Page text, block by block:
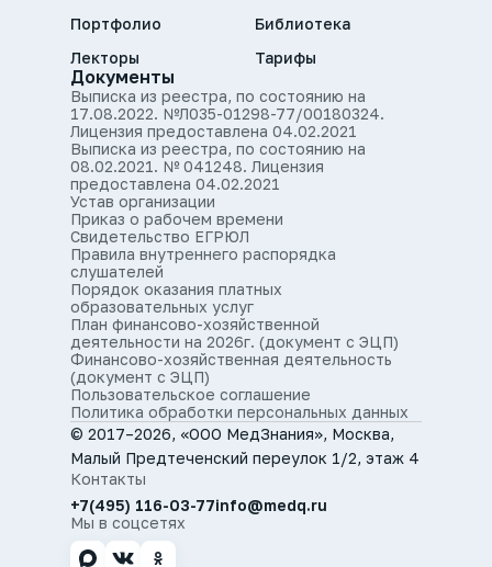
Портфолио
Лекторы
Библиотека
Тарифы
Документы
Выписка из реестра, по состоянию на
17.08.2022. №Л035-01298-77/00180324.
Лицензия предоставлена 04.02.2021
Выписка из реестра, по состоянию на
08.02.2021. № 041248. Лицензия
предоставлена 04.02.2021
Устав организации
Приказ о рабочем времени
Свидетельство ЕГРЮЛ
Правила внутреннего распорядка
слушателей
Порядок оказания платных
образовательных услуг
План финансово-хозяйственной
деятельности на 2026г. (документ с ЭЦП)
Финансово-хозяйственная деятельность
(документ с ЭЦП)
Пользовательское соглашение
Политика обработки персональных данных
© 2017–2026, «ООО МедЗнания», Москва,
Малый Предтеченский переулок 1/2, этаж 4
Контакты
+7(495) 116-03-77info@medq.ru
Мы в соцсетях